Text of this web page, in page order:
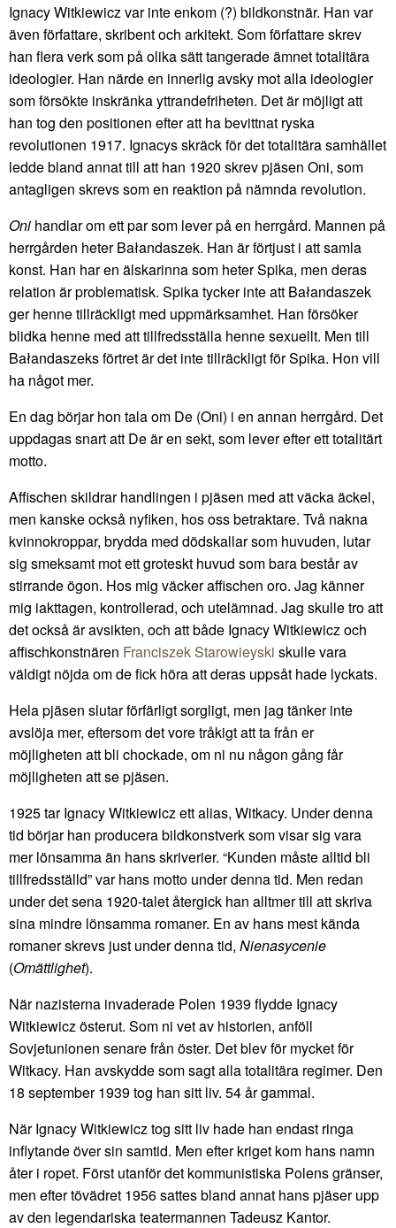
Ignacy Witkiewicz var inte enkom (?) bildkonstnär. Han var
även författare, skribent och arkitekt. Som författare skrev
han flera verk som på olika sätt tangerade ämnet totalitära
ideologier. Han närde en innerlig avsky mot alla ideologier
som försökte inskränka yttrandefriheten. Det är möjligt att
han tog den positionen efter att ha bevittnat ryska
revolutionen 1917. Ignacys skräck för det totalitära samhället
ledde bland annat till att han 1920 skrev pjäsen Oni, som
antagligen skrevs som en reaktion på nämnda revolution.
Oni handlar om ett par som lever på en herrgård. Mannen på
herrgården heter Bałandaszek. Han är förtjust i att samla
konst. Han har en älskarinna som heter Spika, men deras
relation är problematisk. Spika tycker inte att Bałandaszek
ger henne tillräckligt med uppmärksamhet. Han försöker
blidka henne med att tillfredsställa henne sexuellt. Men till
Bałandaszeks förtret är det inte tillräckligt för Spika. Hon vill
ha något mer.
En dag börjar hon tala om De (Oni) i en annan herrgård. Det
uppdagas snart att De är en sekt, som lever efter ett totalitärt
motto.
Affischen skildrar handlingen i pjäsen med att väcka äckel,
men kanske också nyfiken, hos oss betraktare. Två nakna
kvinnokroppar, brydda med dödskallar som huvuden, lutar
sig smeksamt mot ett groteskt huvud som bara består av
stirrande ögon. Hos mig väcker affischen oro. Jag känner
mig iakttagen, kontrollerad, och utelämnad. Jag skulle tro att
det också är avsikten, och att både Ignacy Witkiewicz och
affischkonstnären Franciszek Starowieyski skulle vara
väldigt nöjda om de fick höra att deras uppsåt hade lyckats.
Hela pjäsen slutar förfärligt sorgligt, men jag tänker inte
avslöja mer, eftersom det vore tråkigt att ta från er
möjligheten att bli chockade, om ni nu någon gång får
möjligheten att se pjäsen.
1925 tar Ignacy Witkiewicz ett alias, Witkacy. Under denna
tid börjar han producera bildkonstverk som visar sig vara
mer lönsamma än hans skriverier. “Kunden måste alltid bli
tillfredsställd” var hans motto under denna tid. Men redan
under det sena 1920-talet återgick han alltmer till att skriva
sina mindre lönsamma romaner. En av hans mest kända
romaner skrevs just under denna tid, Nienasycenie
(Omättlighet).
När nazisterna invaderade Polen 1939 flydde Ignacy
Witkiewicz österut. Som ni vet av historien, anföll
Sovjetunionen senare från öster. Det blev för mycket för
Witkacy. Han avskydde som sagt alla totalitära regimer. Den
18 september 1939 tog han sitt liv. 54 år gammal.
När Ignacy Witkiewicz tog sitt liv hade han endast ringa
inflytande över sin samtid. Men efter kriget kom hans namn
åter i ropet. Först utanför det kommunistiska Polens gränser,
men efter tövädret 1956 sattes bland annat hans pjäser upp
av den legendariska teatermannen Tadeusz Kantor.